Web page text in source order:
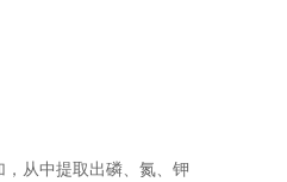
从中提取出磷、氮、钾